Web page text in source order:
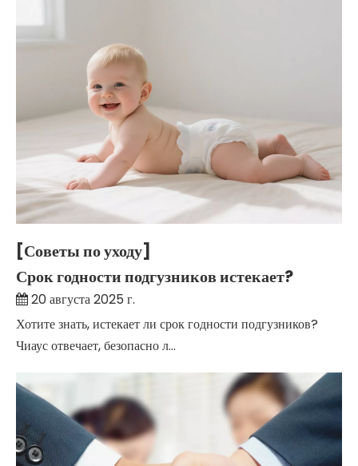
[Советы по уходу]
Срок годности подгузников истекает?
20 августа 2025 г.
Хотите знать, истекает ли срок годности подгузников?
Чиаус отвечает, безопасно л...